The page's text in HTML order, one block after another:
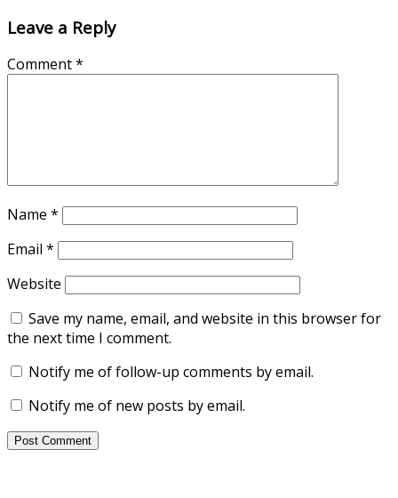
Leave a Reply
Comment*
Name *
Email *
Website
Save my name, email, and website in this browser for
the next time I comment.
Notify me of follow-up comments by email.
Notify me of new posts by email.